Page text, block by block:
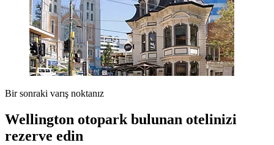
Bir sonraki varış noktanız
Wellington otopark bulunan otelinizi
rezerve edin